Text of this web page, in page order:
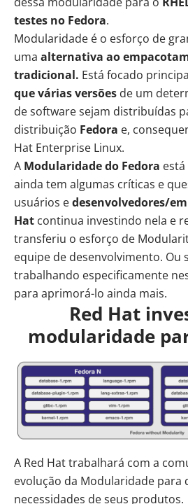
testes no Fedora.
Modularidade é o esforço de
uma alternativa ao
tradicional. Está focado
que várias versões de um
de software sejam distribuídas
distribuição Fedora e,
Hat Enterprise Linux.
A Modularidadedo Fedora
ainda tem algumas críticas e
usuários edesenvolvedores/
Hat continua investindo nela e
transferiu o esforço de
equipe de desenvolvimento. Ou
trabalhando especificamente
para aprimorá-lo ainda mais.
Red Hat
modularidade
A Red Hat trabalhará com a
evolução da Modularidade para
necessidades de seus produtos.